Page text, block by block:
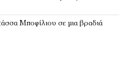
Μποφίλιου σε μια βραδιά